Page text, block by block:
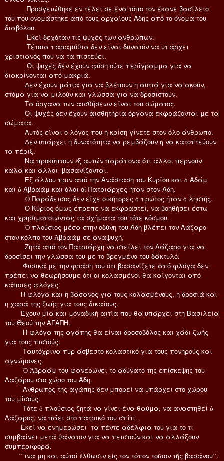
Προσγειώθηκε εν τέλει σε ένα τόπο τον έκανε βασίλειο
του που ονομάστηκε από τους αρχαίους Άδης από το όνομα του
διαβόλου.
Εκεί δεχόταν τις ψυχές των ανθρώπων.
Τέτοια παραμύθια δεν είναι δυνατόν να υπάρχει
χριστιανός που να τα πιστεύει.
Οι ψυχές δεν έχουν φύση ούτε περίγραμμα για να
διακρίνονται από μακριά.
Δεν έχουν μάτια για να βλέπουν η αυτιά για να ακούν,
στόμα για να μιλούν και γλώσσα για να δροσιστούν.
Τα όργανα των αισθήσεων είναι του σώματος.
Οι ψυχές δεν έχουν αισθητήρια όργανα εκφράζονται με τα
σώματα.
Αυτός είναι ο λόγος που η κρίση γίνετε στον όλο άνθρωπο.
Δεν υπάρχει η δυνατότητα να ρεμβάζουν ἤ να κατοπτεύουν
τα πέριξ.
Να προκύπτουν ἐξ αυτών παράπονα ότι άλλοι περνούν
καλά και άλλοι βασανίζονται.
Εξ άλλου πριν από την Ανάσταση του Κυρίου και ὁ Αδάμ
και ὁ Άβραάμ και όλοι οἱ Πατριάρχες ήταν στον Άδη.
Ὁ Παράδεισος δεν είχε οικήτορες ὁ πρώτος ήταν ὁ ληστής.
Ο Κύριος όμως έπρεπε να εκφραστεί, να βοηθήσει έστω
και χρησιμοποιώντας τα σχήματα του τότε κόσμου.
Ὁ πλούσιος μέσα στην οδύνη του Άδη βλέπει τον Λάζαρο
στον κόλπο του Ἀβραάμ σε αναψυχή,
Ζητά από τον Πατριάρχη να στείλει τον Λάζαρο για να
δροσίσει την γλώσσα του με το βρεγμένο του δάκτυλό.
Φυσικά με την φράση του ότι βασανίζετε από φλόγα δεν
πρέπει να θεωρήσουμε ότι οι κολασμένοι θα καίγονται από
κάποιες φλόγες.
Η φλόγα και η βάσανος για τους κολασμένους, η δροσιά και
η χαρά της ζωής για τους δικαίους.
Έχουν μία και μοναδική αιτία που θα υπάρχει στη Βασιλεία
του Θεού την ΑΓΑΠΗ.
Η φλόγα της αγάπης θα είναι δροσοβόλος και χάδι ζωής
για τους πιστούς.
Ταυτόχρινα πυρ άσβεστο κολαστικό για τους πονηρούς και
αγνώμονες.
Ὁ Ἀβραάμ του φανερώνει το αδύνατο της επίσκεψης του
Λαζάρου στο χώρο του Άδη.
Άνθρωπος της αγάπης δεν μπορεί να υπάρχει στο χώρου
του μίσους.
Τότε ὁ πλούσιος ζητά να γίνει ένα θαύμα, να αναστηθεί ὁ
Λάζαρος, να πάει στο πατρικό του σπίτι.
Εκεί να ενημερώσει τα πέντε αδέλφια του για το τι
συμβαίνει μετά θάνατον για να πειστούν και να αλλάξουν
συμπεριφορά.
΄΄ ἵνα μη και αύτοί ἔλθωσιν εἰς τον τόπον τοῦτον τῆς βασάνου΄΄.